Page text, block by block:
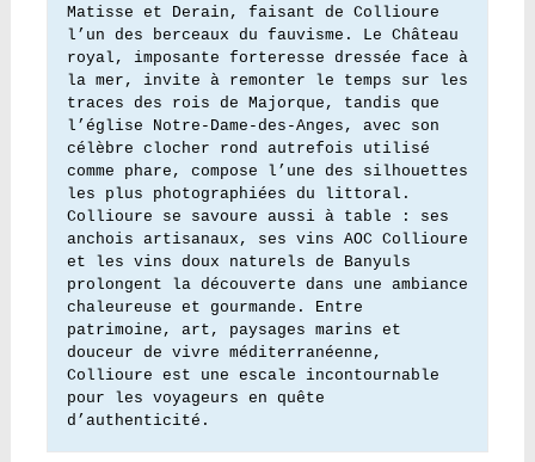
Matisse et Derain, faisant de Collioure
l’un des berceaux du fauvisme. Le Château
royal, imposante forteresse dressée face à
la mer, invite à remonter le temps sur les
traces des rois de Majorque, tandis que
l’église Notre-Dame-des-Anges, avec son
célèbre clocher rond autrefois utilisé
comme phare, compose l’une des silhouettes
les plus photographiées du littoral.
Collioure se savoure aussi à table : ses
anchois artisanaux, ses vins AOC Collioure
et les vins doux naturels de Banyuls
prolongent la découverte dans une ambiance
chaleureuse et gourmande. Entre
patrimoine, art, paysages marins et
douceur de vivre méditerranéenne,
Collioure est une escale incontournable
pour les voyageurs en quête
d’authenticité.